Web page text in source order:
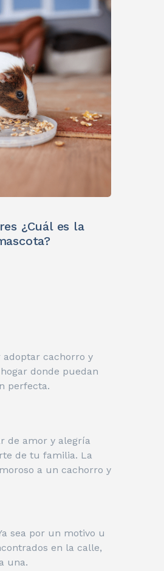
¿Cuál es la
adoptar cachorro y
donde puedan
perfecta.
de amor y alegría
de tu familia. La
a un cachorro y
sea por un motivo u
en la calle,
una.